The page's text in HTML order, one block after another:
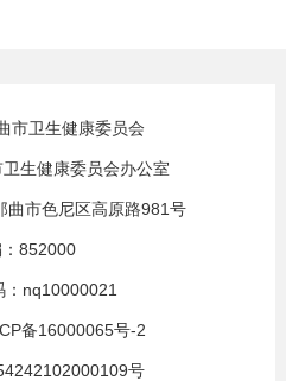
市卫生健康委员会
生健康委员会办公室
曲市色尼区高原路981号
：852000
：nq10000021
备16000065号-2
号